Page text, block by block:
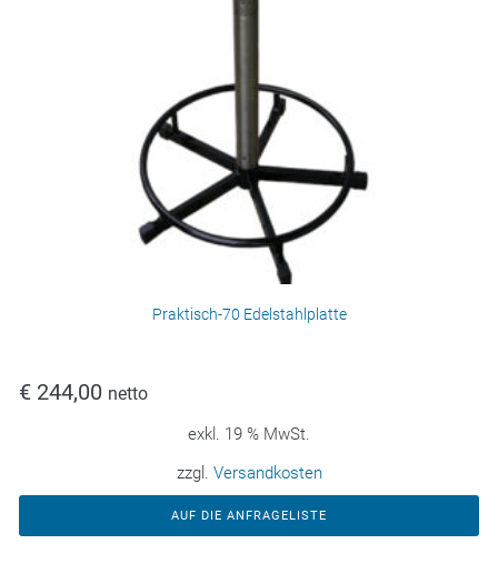
Praktisch-70 Edelstahlplatte
€ 244,00 netto
exkl. 19 % MwSt.
zzgl. Versandkosten
AUF DIE ANFRAGELISTE